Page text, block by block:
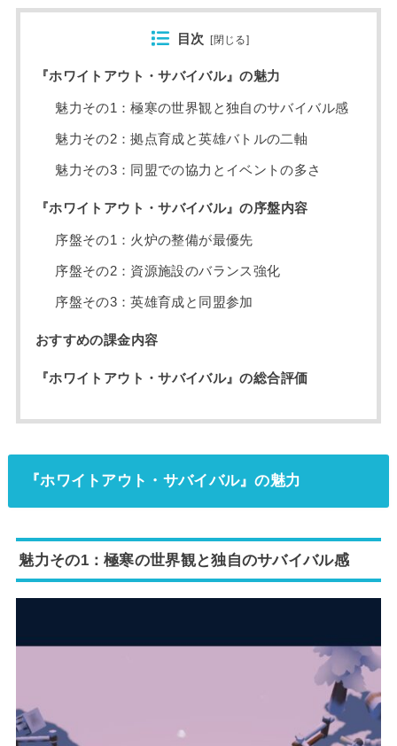
目次 [閉じる]
『ホワイトアウト・サバイバル』の魅力
魅力その1：極寒の世界観と独自のサバイバル感
魅力その2：拠点育成と英雄バトルの二軸
魅力その3：同盟での協力とイベントの多さ
『ホワイトアウト・サバイバル』の序盤内容
序盤その1：火炉の整備が最優先
序盤その2：資源施設のバランス強化
序盤その3：英雄育成と同盟参加
おすすめの課金内容
『ホワイトアウト・サバイバル』の総合評価
『ホワイトアウト・サバイバル』の魅力
魅力その1：極寒の世界観と独自のサバイバル感